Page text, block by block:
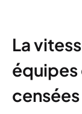
La
équipes